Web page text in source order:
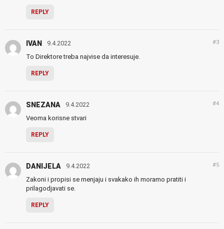
REPLY
IVAN 9.4.2022 #3
To Direktore treba najvise da interesuje.
REPLY
SNEZANA 9.4.2022 #4
Veoma korisne stvari
REPLY
DANIJELA 9.4.2022 #5
Zakoni i propisi se menjaju i svakako ih moramo pratiti i
prilagodjavati se.
REPLY